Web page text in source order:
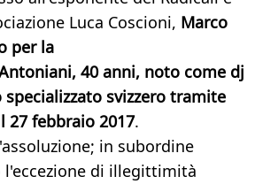
Luca Coscioni, Marco
per la
40 anni, noto come dj
svizzero tramite
27 febbraio 2017.
in subordine
l'eccezione di illegittimità